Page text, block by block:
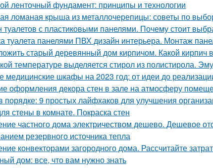
ленточный фундамент: принципы и технологии
ломаная крыша из металлочерепицы: советы по
туалетов с пластиковыми панелями. Почему стоит
туалета панелями ПВХ дизайн интерьера. Монтаж
старый деревянный дом кирпичом. Какой кирпич
температуре выделяется стирол из полистирола.
медицинские шкафы на 2023 год: от идеи до
оформления декора стен в зале на атмосферу
порядке: 9 простых лайфхаков для улучшения
стены в комнате. Покраска стен
частного дома электричеством дешево. Дешевое
резервного источника тепла
конвекторами загородного дома. Рассчитайте
дом: все, что вам нужно знать